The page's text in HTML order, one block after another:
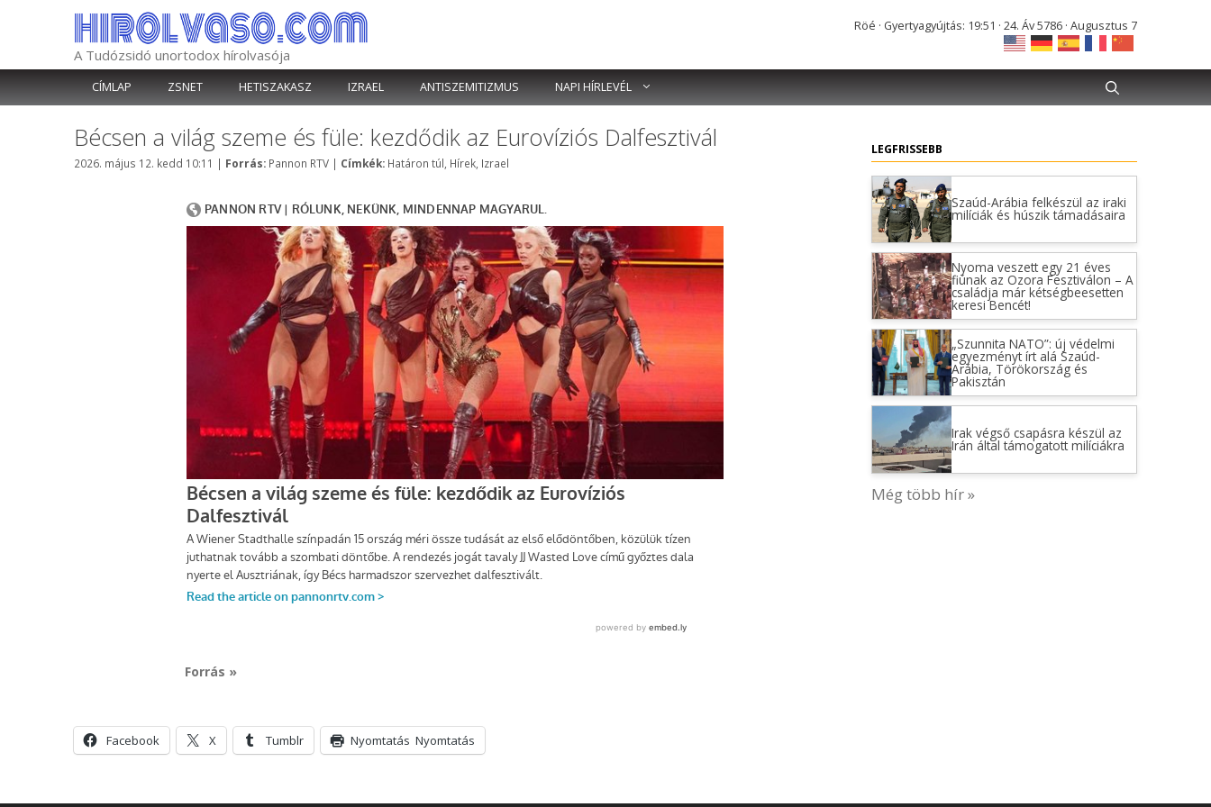
A Tudózsidó unortodox hírolvasója
Röé · Gyertyagyújtás: 19:51 · 24. Áv 5786 · Augusztus 7
CÍMLAP ZSNET HETISZAKASZ IZRAEL ANTISZEMITIZMUS NAPI HÍRLEVÉL
Bécsen a világ szeme és füle: kezdődik az Eurovíziós Dalfesztivál
2026. május 12. kedd 10:11 | Forrás: Kategória
Pannon RTV | Címkék: Címkék
Határon túl Hírek Izrael
Forrás »
Facebook X Tumblr Nyomtatás Nyomtatás
LEGFRISSEBB
Szaúd-Arábia felkészül az iraki
milíciák és húszik támadásaira
Nyoma veszett egy 21 éves
fiúnak az Ozora Fesztiválon – A
családja már kétségbeesetten
keresi Bencét!
„Szunnita NATO”: új védelmi
egyezményt írt alá Szaúd-
Arábia, Törökország és
Pakisztán
Irak végső csapásra készül az
Irán által támogatott milíciákra
Még több hír »